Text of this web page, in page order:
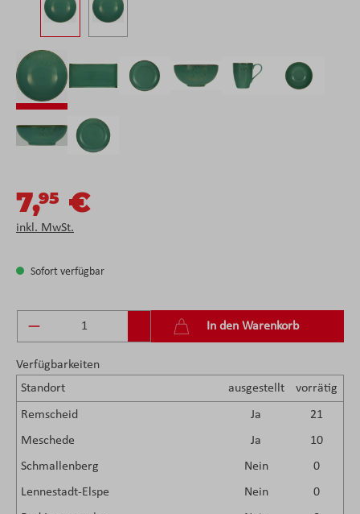
7,95 €
inkl. MwSt.
Sofort verfügbar
Produkt Anzahl: Gib den gewünschten Wert
In den Warenkorb
Verfügbarkeiten
Standort
ausgestellt vorrätig
Remscheid Ja
21
Meschede
Ja
10
Schmallenberg
Nein
0
Lennestadt-Elspe
Nein
0